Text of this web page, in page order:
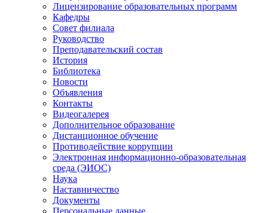
Лицензирование образовательных программ
Кафедры
Совет филиала
Руководство
Преподавательский состав
История
Библиотека
Новости
Объявления
Контакты
Видеогалерея
Дополнительное образование
Дистанционное обучение
Противодействие коррупции
Электронная информационно-образовательная
среда (ЭИОС)
Наука
Наставничество
Документы
Персональные данные